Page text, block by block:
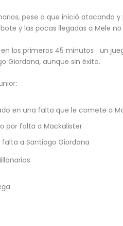
pese a que inició atacando
y las pocas llegadas a Mele
los primeros 45 minutos un
Giordana, aunque sin éxito.
en una falta que le comete a
por falta a Mackalister
a Santiago Giordana